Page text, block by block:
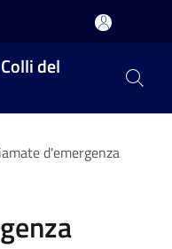
del
d'emergenza